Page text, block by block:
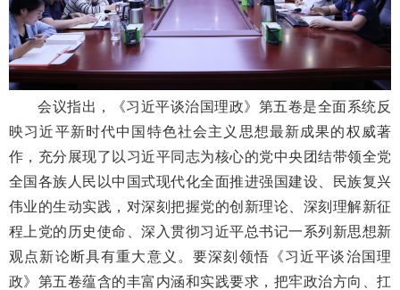
会议指出，《习近平谈治国理政》第五卷是全面系统反
映习近平新时代中国特色社会主义思想最新成果的权威著
作，充分展现了以习近平同志为核心的党中央团结带领全党
全国各族人民以中国式现代化全面推进强国建设、民族复兴
伟业的生动实践，对深刻把握党的创新理论、深刻理解新征
程上党的历史使命、深入贯彻习近平总书记一系列新思想新
观点新论断具有重大意义。要深刻领悟《习近平谈治国理
政》第五卷蕴含的丰富内涵和实践要求，把牢政治方向、扛